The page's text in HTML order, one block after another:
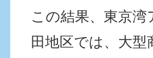
この結果、東京
田地区では、大